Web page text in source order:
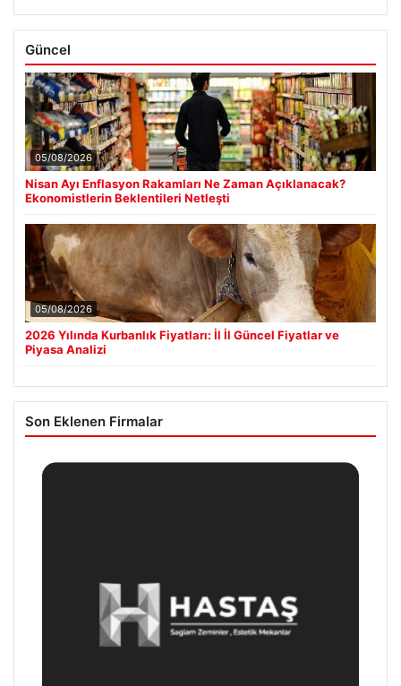
Güncel
05/08/2026
Nisan Ayı Enflasyon Rakamları Ne Zaman Açıklanacak?
Ekonomistlerin Beklentileri Netleşti
05/08/2026
2026 Yılında Kurbanlık Fiyatları: İl İl Güncel Fiyatlar ve
Piyasa Analizi
Son Eklenen Firmalar